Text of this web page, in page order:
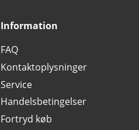
Information
FAQ
Kontaktoplysninger
Service
Handelsbetingelser
Fortryd køb